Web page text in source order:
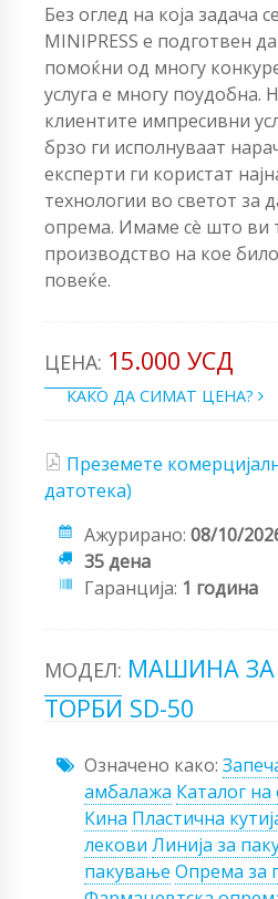
Без оглед на која задача
MINIPRESS е подготвен
помоќни од многу
услуга е многу поудобна.
клиентите импресивни
брзо ги исполнуваат
експерти ги користат
технологии во светот за
опрема. Имаме сè што ви
производство на кое
повеќе.
ЦЕНА: 15.000 УСД
КАКО ДА СИМАТ ЦЕНА?
Преземете
датотека)
Ажурирано: 08/10/
35 дена
Гаранција: 1 година
МОДЕЛ: МАШИНА
ТОРБИ SD-50
Означено како:
амбалажа Каталог
Кина Пластична
лекови Линија за
пакување Опрема за